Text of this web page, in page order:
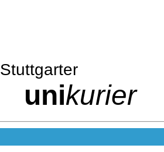
Stuttgarter
unikurier